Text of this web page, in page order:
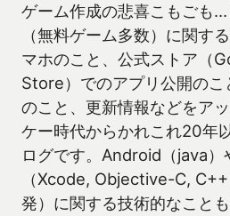
ゲーム作成の悲喜こもごも…
（無料ゲーム多数）に関す
マホのこと、公式ストア（
Store）でのアプリ公開のこ
のこと、更新情報などをア
ケー時代からかれこれ20年
ログです。Android（java
（Xcode, Objective-C,
発）に関する技術的なこと